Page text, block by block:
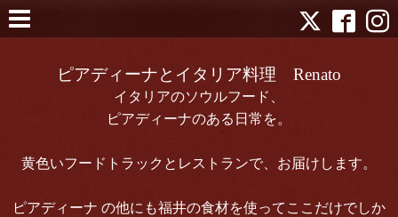
ピアディーナとイタリア料理 Renato
イタリアのソウルフード、
ピアディーナのある日常を。
黄色いフードトラックとレストランで、お届けします。
ピアディーナ の他にも福井の食材を使ってここだけでしか